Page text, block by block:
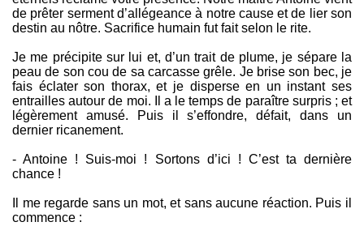
de prêter serment d’allégeance à notre cause et de lier son
destin au nôtre. Sacrifice humain fut fait selon le rite.
Je me précipite sur lui et, d’un trait de plume, je sépare la
peau de son cou de sa carcasse grêle. Je brise son bec, je
fais éclater son thorax, et je disperse en un instant ses
entrailles autour de moi. Il a le temps de paraître surpris ; et
légèrement amusé. Puis il s’effondre, défait, dans un
dernier ricanement.
- Antoine ! Suis-moi ! Sortons d’ici ! C’est ta dernière
chance !
Il me regarde sans un mot, et sans aucune réaction. Puis il
commence :